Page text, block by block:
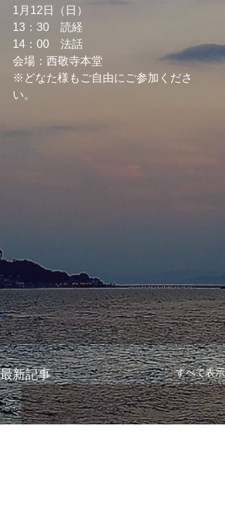
1月12日（日）
13：30　読経
14：00　法話
会場：西敬寺本堂
※どなた様もご自由にご参加くださ
い。
最新記事 すべて表示